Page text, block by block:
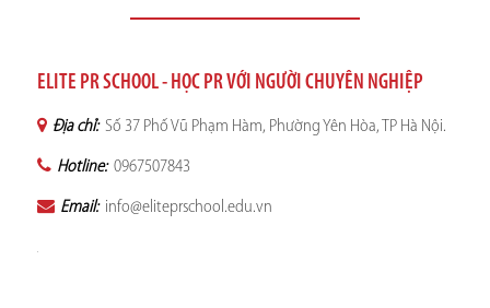
ELITE PR SCHOOL - HỌC PR VỚI NGƯỜI CHUYÊN NGHIỆP
Địa chỉ: Số 37 Phố Vũ Phạm Hàm, Phường Yên Hòa, TP Hà Nội.
Hotline: 0967507843
Email: info@eliteprschool.edu.vn